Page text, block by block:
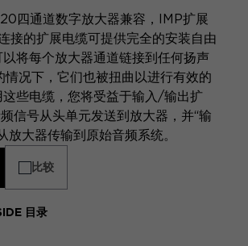
四通道数字放大器兼容，IMP扩展
接的扩展电缆可提供完全的安装自由
将每个放大器通道链接到任何扬声
情况下，它们也被扭曲以进行有效的
些电缆，您将受益于输入/输出扩
信号从头单元发送到放大器，并“输
放大器传输到原始音频系统。
比较
目录